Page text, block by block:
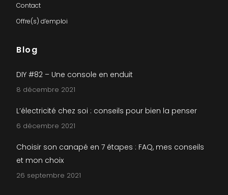
Contact
Offre(s) d’emploi
Blog
DIY #82 – Une console en enduit
8 décembre 2021
L’électricité chez soi : conseils pour bien la penser
6 décembre 2021
Choisir son canapé en 7 étapes : FAQ, mes conseils
et mon choix
26 septembre 2021